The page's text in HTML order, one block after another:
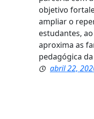
objetivo
ampliar o
estudantes,
aproxima as
pedagógica
abril 22,